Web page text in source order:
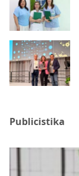
Publicistika